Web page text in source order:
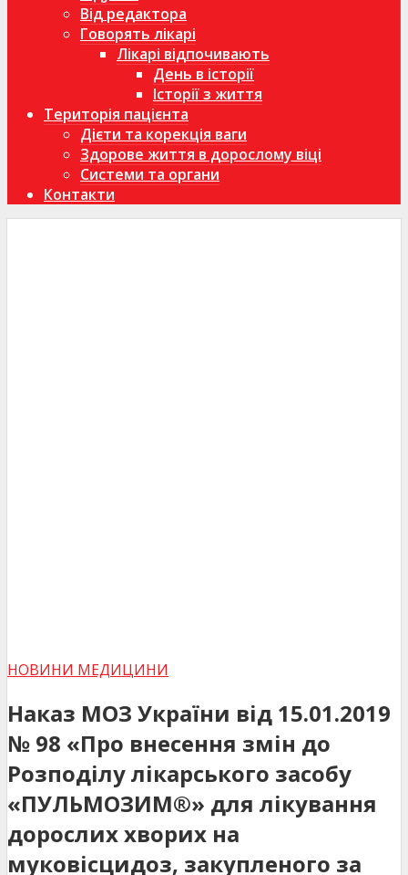
Від редактора
Говорять лікарі
Лікарі відпочивають
День в історії
Історії з життя
Територія пацієнта
Дієти та корекція ваги
Здорове життя в дорослому віці
Системи та органи
Контакти
НОВИНИ МЕДИЦИНИ
Наказ МОЗ України від 15.01.2019
№ 98 «Про внесення змін до
Розподілу лікарського засобу
«ПУЛЬМОЗИМ®» для лікування
дорослих хворих на
муковісцидоз, закупленого за